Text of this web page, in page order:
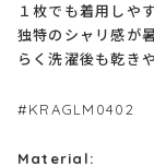
１枚でも着用しや
独特のシャリ感が
らく洗濯後も乾き
#KRAGLM0402
Material: